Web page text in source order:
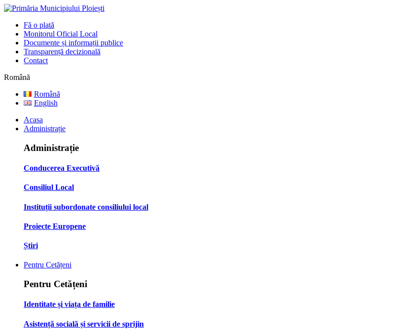
Fă o plată
Monitorul Oficial Local
Documente și informații publice
Transparență decizională
Contact
Română
Română
English
Acasa
Administrație
Administrație
Conducerea Executivă
Consiliul Local
Instituții subordonate consiliului local
Proiecte Europene
Știri
Pentru Cetățeni
Pentru Cetățeni
Identitate și viața de familie
Asistență socială și servicii de sprijin